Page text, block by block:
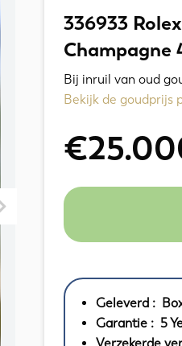
336933
Champagne
Bij inruil van oud
Bekijk de goudprijs
€
Geleverd :
Garantie : 5